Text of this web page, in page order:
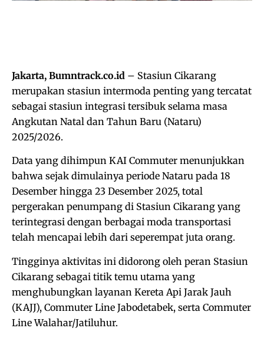
Jakarta, Bumntrack.co.id – Stasiun Cikarang
merupakan stasiun intermoda penting yang tercatat
sebagai stasiun integrasi tersibuk selama masa
Angkutan Natal dan Tahun Baru (Nataru)
2025/2026.
Data yang dihimpun KAI Commuter menunjukkan
bahwa sejak dimulainya periode Nataru pada 18
Desember hingga 23 Desember 2025, total
pergerakan penumpang di Stasiun Cikarang yang
terintegrasi dengan berbagai moda transportasi
telah mencapai lebih dari seperempat juta orang.
Tingginya aktivitas ini didorong oleh peran Stasiun
Cikarang sebagai titik temu utama yang
menghubungkan layanan Kereta Api Jarak Jauh
(KAJJ), Commuter Line Jabodetabek, serta Commuter
Line Walahar/Jatiluhur.